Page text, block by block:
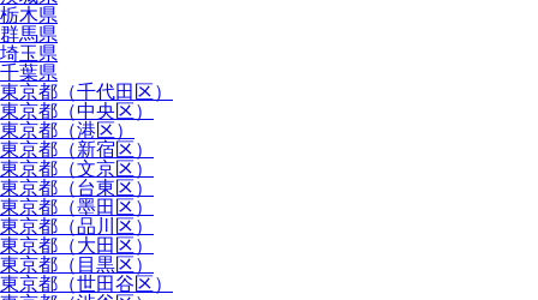
栃木県
群馬県
埼玉県
千葉県
東京都（千代田区）
東京都（中央区）
東京都（港区）
東京都（新宿区）
東京都（文京区）
東京都（台東区）
東京都（墨田区）
東京都（品川区）
東京都（大田区）
東京都（目黒区）
東京都（世田谷区）